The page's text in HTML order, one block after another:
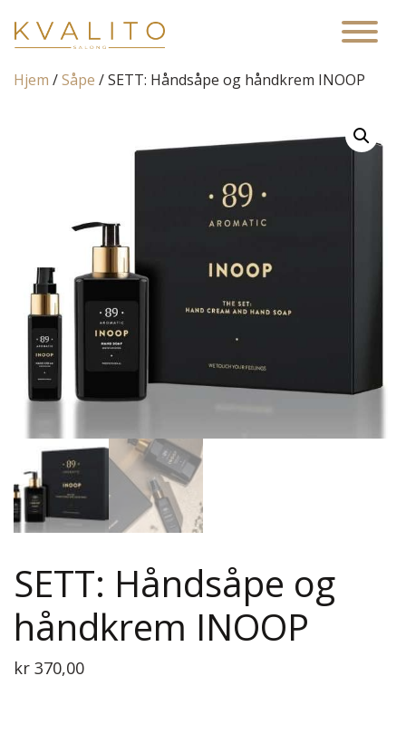
Main Navigation
Hjem /Såpe / SETT: Håndsåpe og håndkrem INOOP
SETT: Håndsåpe og
håndkrem INOOP
kr 370,00